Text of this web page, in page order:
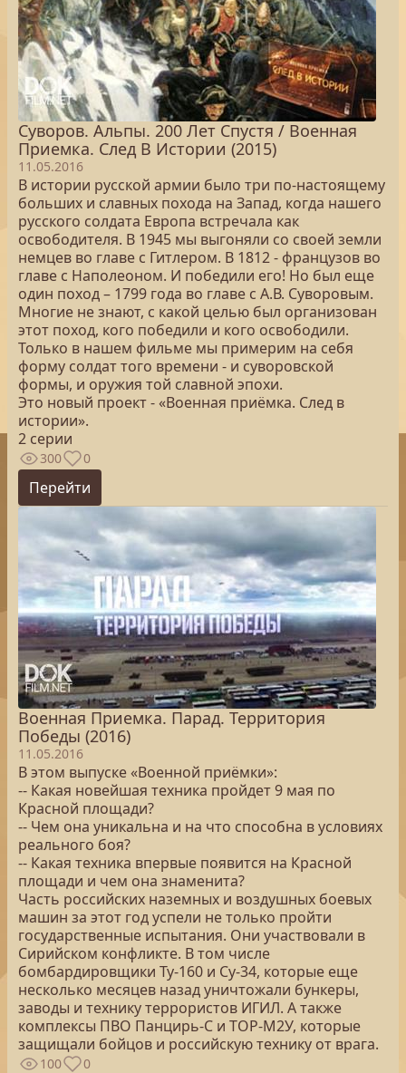
Суворов. Альпы. 200 Лет Спустя / Военная
Приемка. След В Истории (2015)
11.05.2016
В истории русской армии было три по-настоящему
больших и славных похода на Запад, когда нашего
русского солдата Европа встречала как
освободителя. В 1945 мы выгоняли со своей земли
немцев во главе с Гитлером. В 1812 - французов во
главе с Наполеоном. И победили его! Но был еще
один поход – 1799 года во главе с А.В. Суворовым.
Многие не знают, с какой целью был организован
этот поход, кого победили и кого освободили.
Только в нашем фильме мы примерим на себя
форму солдат того времени - и суворовской
формы, и оружия той славной эпохи.
Это новый проект - «Военная приёмка. След в
истории».
2 серии
300 0
Перейти
Военная Приемка. Парад. Территория
Победы (2016)
11.05.2016
В этом выпуске «Военной приёмки»:
-- Какая новейшая техника пройдет 9 мая по
Красной площади?
-- Чем она уникальна и на что способна в условиях
реального боя?
-- Какая техника впервые появится на Красной
площади и чем она знаменита?
Часть российских наземных и воздушных боевых
машин за этот год успели не только пройти
государственные испытания. Они участвовали в
Сирийском конфликте. В том числе
бомбардировщики Ту-160 и Су-34, которые еще
несколько месяцев назад уничтожали бункеры,
заводы и технику террористов ИГИЛ. А также
комплексы ПВО Панцирь-С и ТОР-М2У, которые
защищали бойцов и российскую технику от врага.
100 0